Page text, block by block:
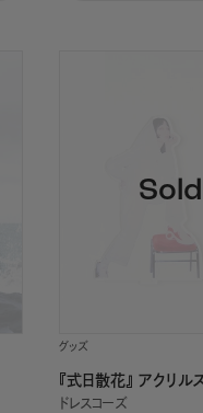
グッズ
『式日散花』 アクリル
ドレスコーズ